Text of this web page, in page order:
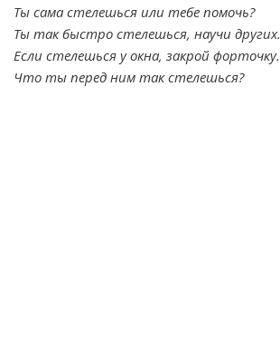
Ты сама стелешься или тебе помочь?
Ты так быстро стелешься, научи других.
Если стелешься у окна, закрой форточку.
Что ты перед ним так стелешься?